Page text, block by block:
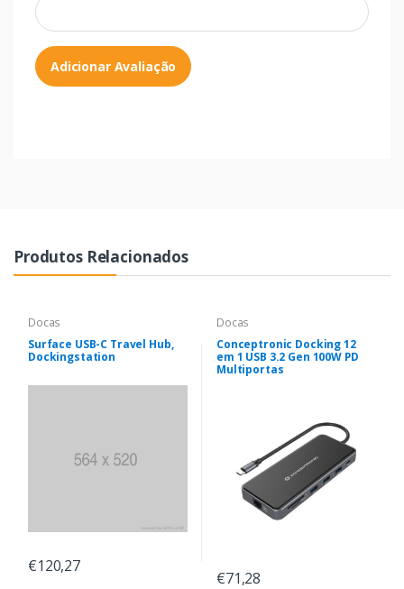
Adicionar Avaliação
Produtos Relacionados
Docas
Surface USB-C Travel Hub,
Dockingstation
€120,27
Docas
Conceptronic Docking 12
em 1 USB 3.2 Gen 100W PD
Multiportas
€71,28